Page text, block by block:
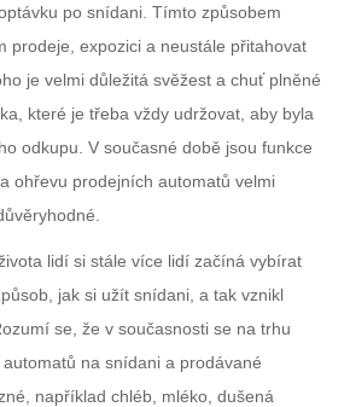
po snídani. Tímto způsobem
prodeje, expozici a neustále přitahovat
je velmi důležitá svěžest a chuť plněné
které je třeba vždy udržovat, aby byla
odkupu. V současné době jsou funkce
ohřevu prodejních automatů velmi
lidí si stále více lidí začíná vybírat
jak si užít snídani, a tak vznikl
se, že v současnosti se na trhu
na snídani a prodávané
například chléb, mléko, dušená